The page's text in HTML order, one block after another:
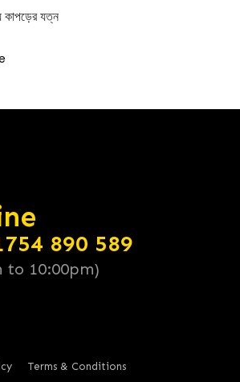
কাপড়ের যত্ন
890 589
to 10:00pm)
Terms & Conditions